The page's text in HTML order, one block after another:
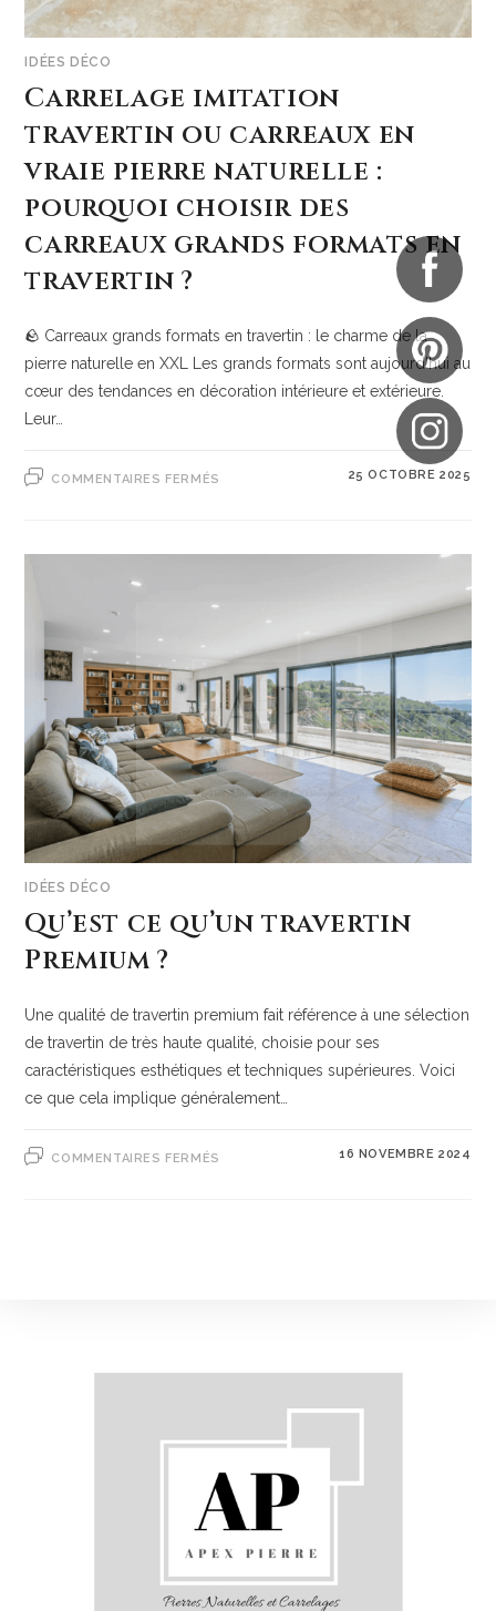
IDÉES DÉCO
Carrelage imitation
travertin ou carreaux en
vraie pierre naturelle :
pourquoi choisir des
carreaux grands formats en
travertin ?
🪨 Carreaux grands formats en travertin : le charme de la
pierre naturelle en XXL Les grands formats sont aujourd’hui au
cœur des tendances en décoration intérieure et extérieure.
Leur…
COMMENTAIRES FERMÉS 25 OCTOBRE 2025
IDÉES DÉCO
Qu’est ce qu’un travertin
Premium ?
Une qualité de travertin premium fait référence à une sélection
de travertin de très haute qualité, choisie pour ses
caractéristiques esthétiques et techniques supérieures. Voici
ce que cela implique généralement…
COMMENTAIRES FERMÉS 16 NOVEMBRE 2024